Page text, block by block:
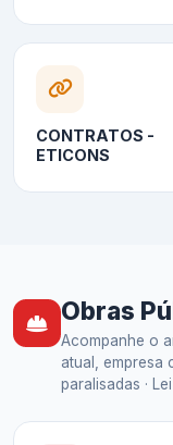
CONTRATOS -
ETICONS
Obras
Acompanhe o
atual, empresa
paralisadas ·